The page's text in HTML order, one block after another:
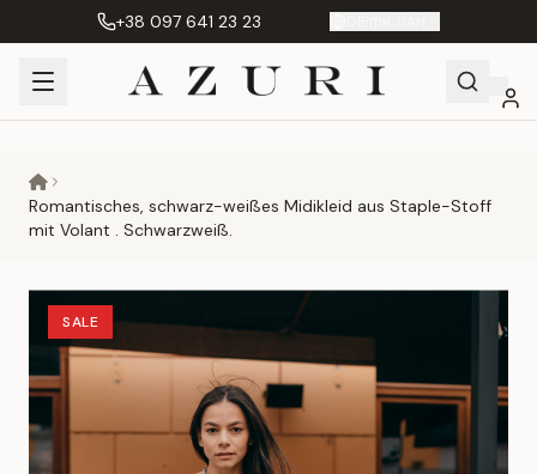
+38 097 641 23 23
Romantisches, schwarz-weißes Midikleid aus Staple-Stoff
mit Volant . Schwarzweiß.
SALE